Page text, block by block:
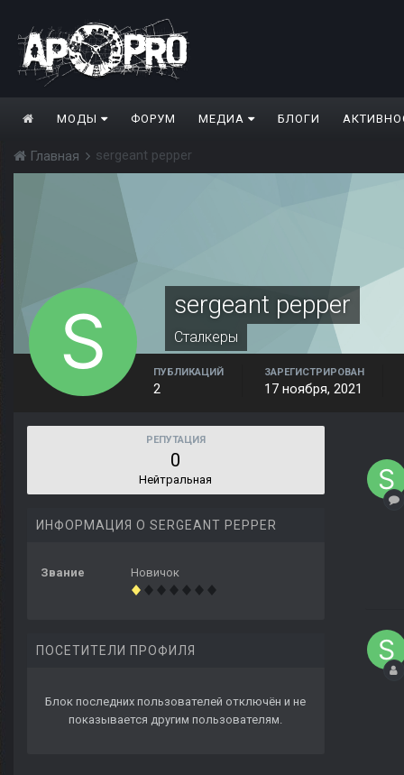
МОДЫ ФОРУМ МЕДИА БЛОГИ
Главная sergeant pepper
sergeant pepper
Сталкеры
ПУБЛИКАЦИЙ
2
ЗАРЕГИСТРИРОВАН
17 ноября, 2021
РЕПУТАЦИЯ
0
Нейтральная
ИНФОРМАЦИЯ О SERGEANT PEPPER
Звание Новичок
ПОСЕТИТЕЛИ ПРОФИЛЯ
Блок последних пользователей отключён и не
показывается другим пользователям.